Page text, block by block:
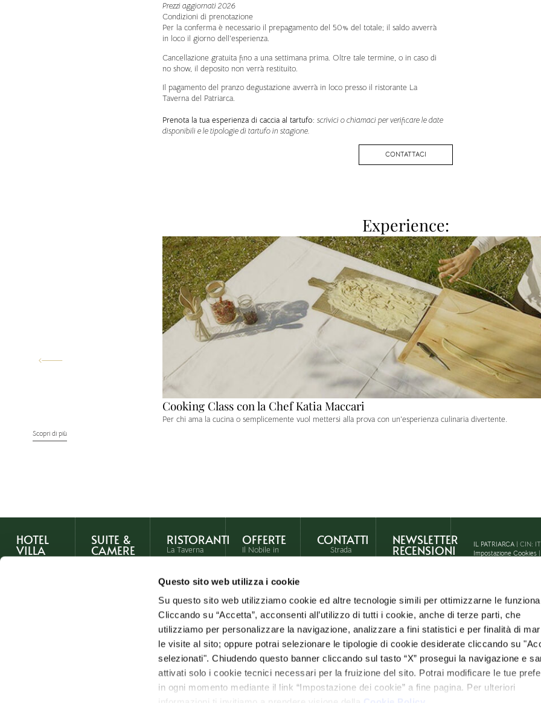
Questo sito web utilizza i cookie
Su questo sito web utilizziamo cookie ed altre tecnologie simili per ottimizzarne le
Cliccando su “Accetta”, acconsenti all’utilizzo di tutti i cookie, anche di terze parti, che
utilizziamo per personalizzare la navigazione, analizzare a fini statistici e per finalità di
le visite al sito; oppure potrai selezionare le tipologie di cookie desiderate cliccando su
selezionati". Chiudendo questo banner cliccando sul tasto “X” prosegui la navigazione e
attivati solo i cookie tecnici necessari per la fruizione del sito. Potrai modificare le tue
in ogni momento mediante il link “Impostazione dei cookie” a fine pagina. Per ulteriori
Prezzi aggiornati 2026
Condizioni di prenotazione
Per la conferma è necessario il prepagamento del 50% del totale; il saldo avverrà
in loco il giorno dell’esperienza.
Cancellazione gratuita fino a una settimana prima. Oltre tale termine, o in caso di
no show, il deposito non verrà restituito.
Il pagamento del pranzo degustazione avverrà in loco presso il ristorante La
Taverna del Patriarca.
Prenota la tua esperienza di caccia al tartufo: scrivici o chiamaci per verificare le date
disponibili e le tipologie di tartufo in stagione.
CONTATTACI
Experience:
Cooking Class con la Chef Katia Maccari
Per chi ama la cucina o semplicemente vuol mettersi alla prova con un’esperienza culinaria divertente.
Scopri di più
HOTEL
VILLA
SUITE &
CAMERE
RISTORANTI
La Taverna
I Salotti del
Patriarca
La Chef
Katia
Maccari
un
tavolo
OFFERTE
Il Nobile in
Fuga in
Toscana
Notte con
cena in
Taverna
tutte le
Offerte
CONTATTI
Strada
al Pino
– Chiusi
(SI)
Tel: +39
0578
info@ilpatriarca.it
NEWSLETTER
RECENSIONI IL PATRIARCA | CIN:
Impostazione Cookies